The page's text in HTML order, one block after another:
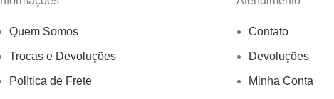
Quem Somos
Trocas e Devoluções
Política de Frete
Contato
Devoluções
Minha Conta